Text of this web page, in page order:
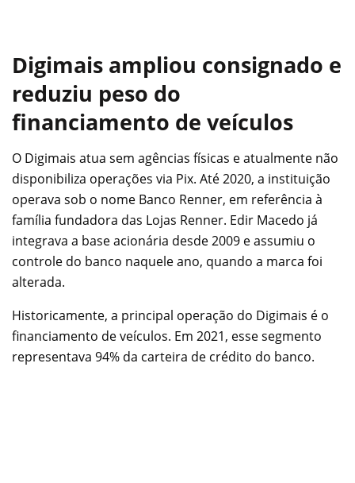
Digimais ampliou consignado e
reduziu peso do
financiamento de veículos
O Digimais atua sem agências físicas e atualmente não
disponibiliza operações via Pix. Até 2020, a instituição
operava sob o nome Banco Renner, em referência à
família fundadora das Lojas Renner. Edir Macedo já
integrava a base acionária desde 2009 e assumiu o
controle do banco naquele ano, quando a marca foi
alterada.
Historicamente, a principal operação do Digimais é o
financiamento de veículos. Em 2021, esse segmento
representava 94% da carteira de crédito do banco.